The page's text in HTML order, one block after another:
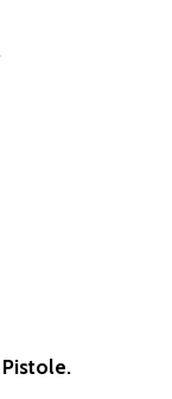
Pistole.